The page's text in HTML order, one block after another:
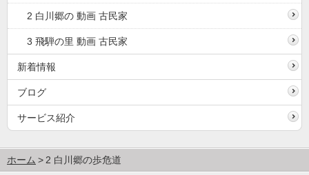
2 白川郷の 動画 古民家
3 飛騨の里 動画 古民家
新着情報
ブログ
サービス紹介
ホーム 2 白川郷の歩危道